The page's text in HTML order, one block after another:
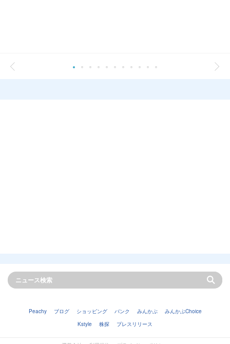
Peachy ブログ ショッピング バンク みんかぶ
みんかぶChoice
Kstyle
株探 プレスリリース